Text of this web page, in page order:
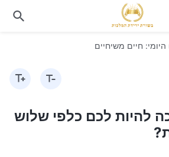
חיים משיחיים
להיות לכם כלפי שלוש